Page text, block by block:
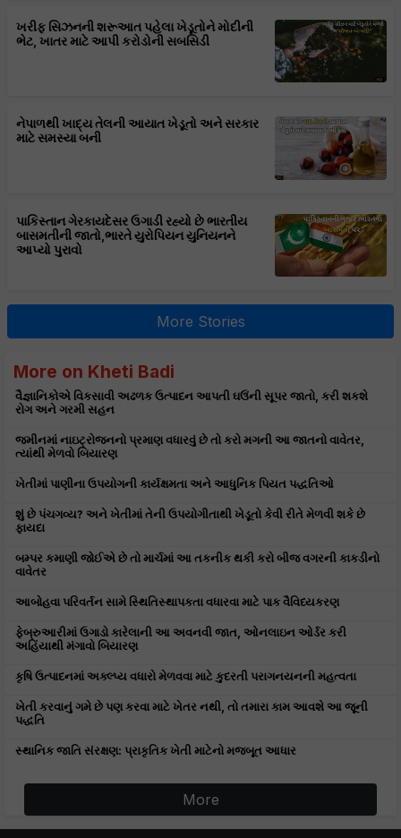
ખરીફ સિઝનની શરૂઆત પહેલા ખેડૂતોને મોદીની
ભેટ, ખાતર માટે આપી કરોડોની સબસિડી
નેપાળથી ખાદ્ય તેલની આયાત ખેડૂતો અને સરકાર
માટે સમસ્યા બની
પાકિસ્તાન ગેરકાયદેસર ઉગાડી રહ્યો છે ભારતીય
બાસમતીની જાતો,ભારતે યુરોપિયન યુનિયનને
આપ્યો પુરાવો
More Stories
More on Kheti Badi
વૈજ્ઞાનિકોએ વિકસાવી અઢળક ઉત્પાદન આપતી ઘઉંની સૂપર જાતો, કરી શકશે
રોગ અને ગરમી સહન
જમીનમાં નાઇટ્રોજનનો પ્રમાણ વધારવું છે તો કરો મગની આ જાતનો વાવેતર,
ત્યાંથી મેળવો બિયારણ
ખેતીમાં પાણીના ઉપયોગની કાર્યક્ષમતા અને આધુનિક પિયત પદ્ધતિઓ
શું છે પંચગવ્ય? અને ખેતીમાં તેની ઉપયોગીતાથી ખેડૂતો કેવી રીતે મેળવી શકે છે
ફાયદા
બમ્પર કમાણી જોઈએ છે તો માર્ચમાં આ તકનીક થકી કરો બીજ વગરની કાકડીનો
વાવેતર
આબોહવા પરિવર્તન સામે સ્થિતિસ્થાપકતા વધારવા માટે પાક વૈવિધ્યકરણ
ફેબ્રુઆરીમાં ઉગાડો કારેલાની આ અવનવી જાત, ઓનલાઇન ઓર્ડર કરી
અહિંયાથી મંગાવો બિયારણ
કૃષિ ઉત્પાદનમાં અક્લ્પ્ય વધારો મેળવવા માટે કુદરતી પરાગનયનની મહત્વતા
ખેતી કરવાનું ગમે છે પણ કરવા માટે ખેતર નથી, તો તમારા કામ આવશે આ જૂની
પદ્ધતિ
સ્થાનિક જાતિ સંરક્ષણ: પ્રાકૃતિક ખેતી માટેનો મજબૂત આધાર
More